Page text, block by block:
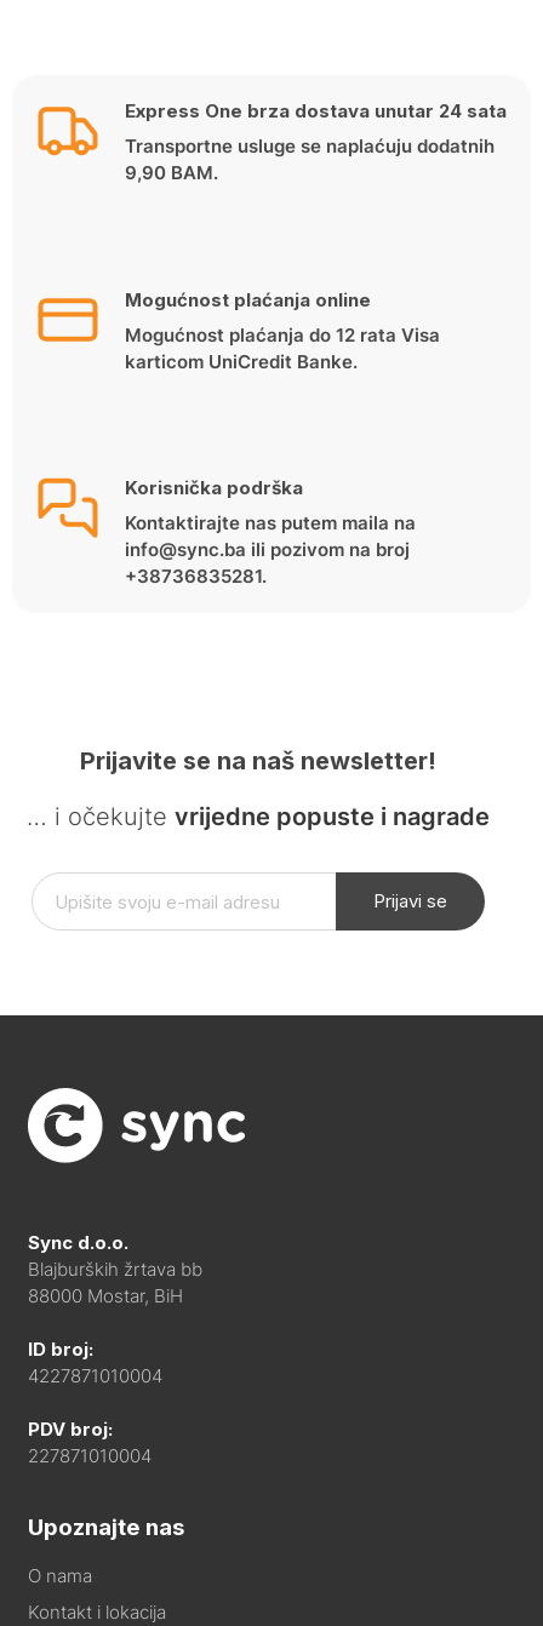
Express One brza dostava unutar 24 sata
Transportne usluge se naplaćuju dodatnih
9,90 BAM.
Mogućnost plaćanja online
Mogućnost plaćanja do 12 rata Visa
karticom UniCredit Banke.
Korisnička podrška
Kontaktirajte nas putem maila na
info@sync.ba ili pozivom na broj
+38736835281.
Prijavite se na naš newsletter!
… i očekujte vrijedne popuste i nagrade
Prijavi se
Sync d.o.o.
Blajburških žrtava bb
88000 Mostar, BiH
ID broj:
4227871010004
PDV broj:
227871010004
Upoznajte nas
O nama
Kontakt i lokacija